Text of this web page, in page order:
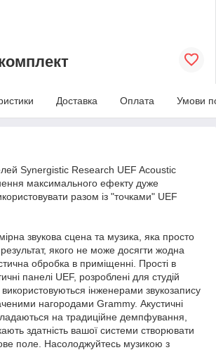
Доставка Оплата Умови
Synergistic Research UEF Acoustic
максимального ефекту дуже
разом із "точками" UEF
звукова сцена та музика, яка просто
якого не може досягти жодна
обробка в приміщенні. Прості в
панелі UEF, розроблені для студій
використовуються інженерами звукозапису
нагородами Grammy. Акустичні
на традиційне демпфування,
здатність вашої системи створювати
поле. Насолоджуйтесь музикою з